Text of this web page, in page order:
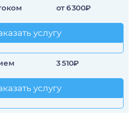
от 6 300₽
услугу
услугу
3 510₽
услугу
услугу